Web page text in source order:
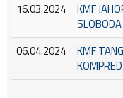
16.03.2024
KMF
06.04.2024
KMF
KOMPRED